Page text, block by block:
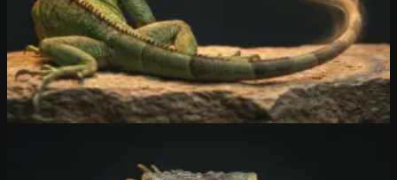
iGuana iDM volgt dezelfde logica. Elke wijziging wordt versie na
versie bewaard, elk gewist document is terug te halen, elke
ransomware-aanval is ongedaan te maken. Per ongeluk
overschreven, verwijderd of versleuteld? Een klik, oude versie
terug. Alsof het nooit gebeurd is.
Ontdek iGuana iDM →
Leguanen halen twintig jaar. Twee